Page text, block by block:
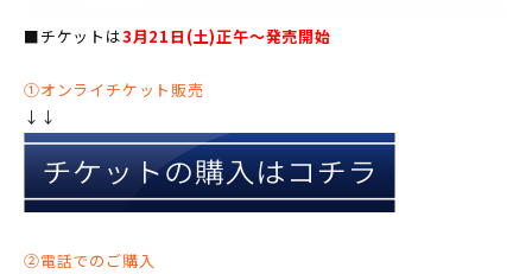
■チケットは3月21日(土)正午〜発売開始
①オンライチケット販売
↓↓
②電話でのご購入